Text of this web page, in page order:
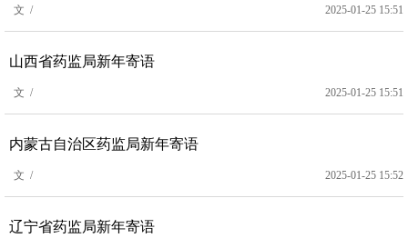
文 / 2025-01-25 15:51
山西省药监局新年寄语
文 / 2025-01-25 15:51
内蒙古自治区药监局新年寄语
文 / 2025-01-25 15:52
辽宁省药监局新年寄语